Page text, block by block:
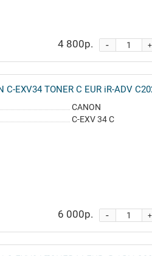
4 800р. +
-
EXV34 TONER C EUR iR-ADV
CANON
C-EXV 34 C
6 000р. +
-